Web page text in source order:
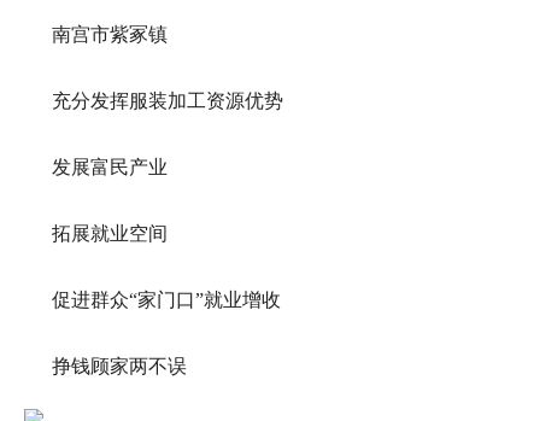
南宫市紫冢镇
充分发挥服装加工资源优势
发展富民产业
拓展就业空间
促进群众“家门口”就业增收
挣钱顾家两不误